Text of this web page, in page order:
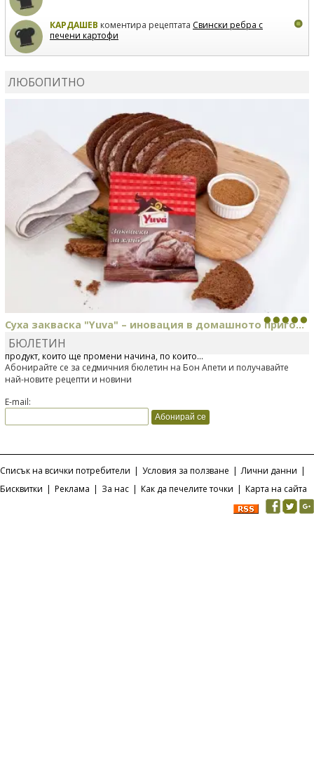
КАРДАШЕВ коментира рецептата Свински ребра с
печени картофи
ЛЮБОПИТНО
Суха закваска "Yuva" – иновация в домашното приго...
Отскоро Лесафр България стартира предлагането на изцяло нов
продукт, който ще промени начина, по който...
БЮЛЕТИН
Абонирайте се за седмичния бюлетин на Бон Апети и получавайте
най-новите рецепти и новини
E-mail:
Списък на всички потребители | Условия за ползване | Лични данни |
Бисквитки | Реклама | За нас | Как да печелите точки | Карта на сайта